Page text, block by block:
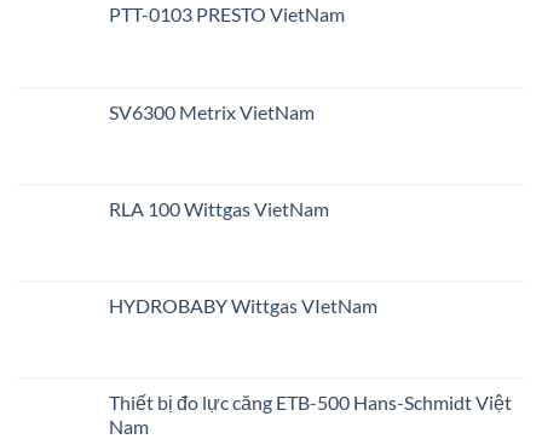
PTT-0103 PRESTO VietNam
SV6300 Metrix VietNam
RLA 100 Wittgas VietNam
HYDROBABY Wittgas VIetNam
Thiết bị đo lực căng ETB-500 Hans-Schmidt Việt
Nam